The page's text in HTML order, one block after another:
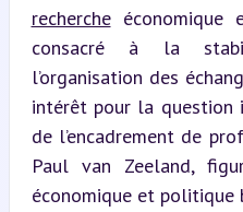
recherche économique
consacré à la
l’organisation des
intérêt pour la question
de l’encadrement de
Paul van Zeeland,
économique et politique